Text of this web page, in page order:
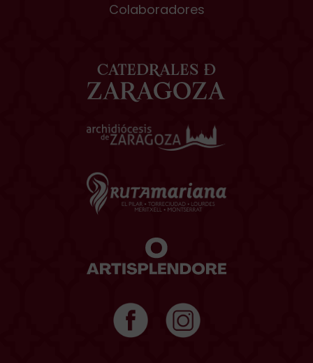
Colaboradores